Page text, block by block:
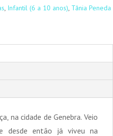
Infantil (6 a 10 anos) Tânia Peneda
na cidade de Genebra. Veio
desde então já viveu na